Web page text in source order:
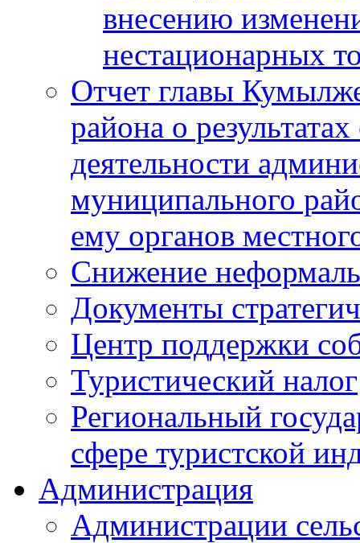
внесению
нестационарных
Отчет главы
района о
деятельности
муниципального
ему органов
Снижение
Документы
Центр поддержки
Туристический налог
Региональный
сфере туристской
Администрация
Администрации